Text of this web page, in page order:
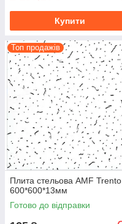
Купити
Топ продажів
Плита стельова AMF Trento
600*600*13мм
Готово до відправки